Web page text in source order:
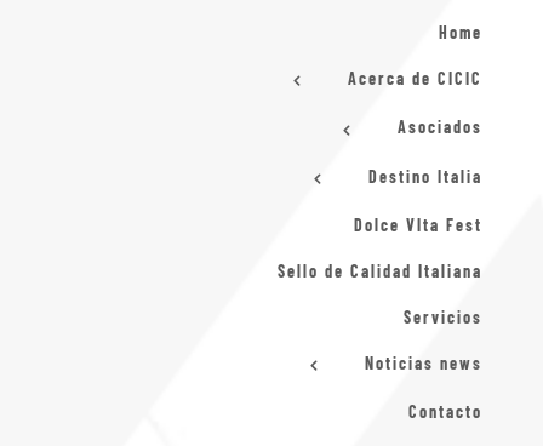
Home
Acerca de CICIC
Asociados
Destino Italia
Dolce VIta Fest
Sello de Calidad Italiana
Servicios
Noticias news
Contacto